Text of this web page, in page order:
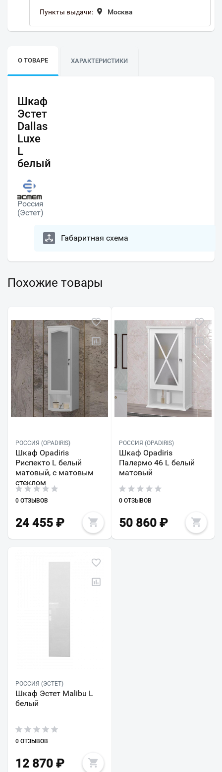
Пункты выдачи: Москва
О ТОВАРЕ ХАРАКТЕРИСТИКИ
Шкаф
Эстет
Dallas
Luxe
L
белый
Россия
(Эстет)
Габаритная схема
Похожие товары
РОССИЯ (OPADIRIS)
Шкаф Opadiris
Риспекто L белый
матовый, с матовым
стеклом
0 ОТЗЫВОВ
24 455 ₽
РОССИЯ (OPADIRIS)
Шкаф Opadiris
Палермо 46 L белый
матовый
0 ОТЗЫВОВ
50 860₽
РОССИЯ (ЭСТЕТ)
Шкаф Эстет Malibu L
белый
0 ОТЗЫВОВ
12 870 ₽